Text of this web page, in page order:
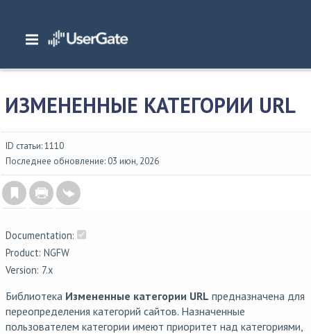
Главная/ Документация/NGFW
Библиотеки элементов
ИЗМЕНЕННЫЕ КАТЕГОРИИ URL
ID статьи: 1110
Последнее обновление: 03 июн, 2026
Documentation:
Product: NGFW
Version: 7.x
Библиотека Измененные категории URL предназначена для
переопределения категорий сайтов. Назначенные
пользователем категории имеют приоритет над категориями,